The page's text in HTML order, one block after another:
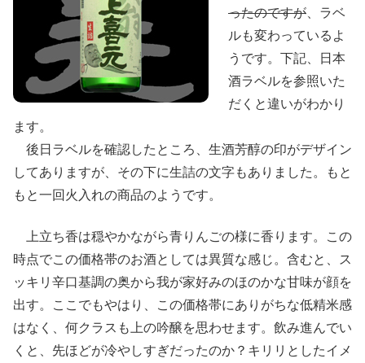
ったのですが 、ラベ
ルも変わっているよ
うです。下記、日本
酒ラベルを参照いた
だくと違いがわかり
ます。
後日ラベルを確認したところ、生酒芳醇の印がデザイン
してありますが、その下に生詰の文字もありました。もと
もと一回火入れの商品のようです。
上立ち香は穏やかながら青りんごの様に香ります。この
時点でこの価格帯のお酒としては異質な感じ。含むと、ス
ッキリ辛口基調の奥から我が家好みのほのかな甘味が顔を
出す。ここでもやはり、この価格帯にありがちな低精米感
はなく、何クラスも上の吟醸を思わせます。飲み進んでい
くと、先ほどが冷やしすぎだったのか？キリリとしたイメ